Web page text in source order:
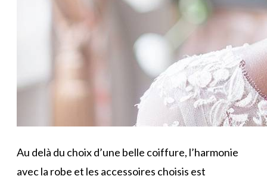
Au delà du choix d’une belle coiffure, l’harmonie
avec la robe et les accessoires choisis est